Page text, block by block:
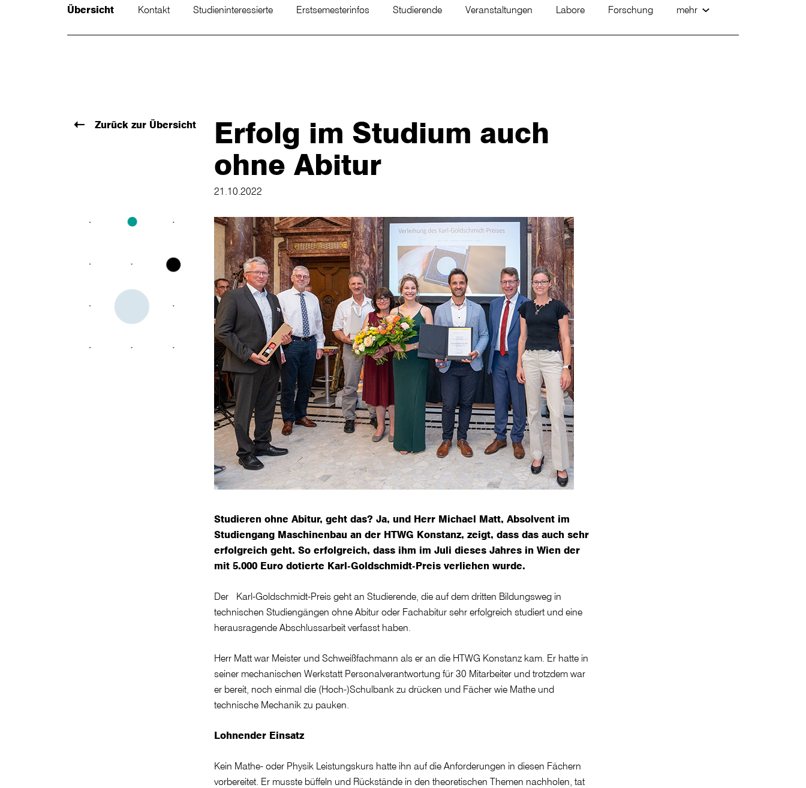
Übersicht Kontakt Studieninteressierte Erstsemesterinfos Studierende Veranstaltungen Labore Forschung mehr
Zurück zur Übersicht
Erfolg im Studium auch
ohne Abitur
21.10.2022
Studieren ohne Abitur, geht das? Ja, und Herr Michael Matt, Absolvent im
Studiengang Maschinenbau an der HTWG Konstanz, zeigt, dass das auch sehr
erfolgreich geht. So erfolgreich, dass ihm im Juli dieses Jahres in Wien der
mit 5.000 Euro dotierte Karl-Goldschmidt-Preis verliehen wurde.
Der Karl-Goldschmidt-Preis geht an Studierende, die auf dem dritten Bildungsweg in
technischen Studiengängen ohne Abitur oder Fachabitur sehr erfolgreich studiert und eine
herausragende Abschlussarbeit verfasst haben.
Herr Matt war Meister und Schweißfachmann als er an die HTWG Konstanz kam. Er hatte in
seiner mechanischen Werkstatt Personalverantwortung für 30 Mitarbeiter und trotzdem war
er bereit, noch einmal die (Hoch-)Schulbank zu drücken und Fächer wie Mathe und
technische Mechanik zu pauken.
Lohnender Einsatz
Kein Mathe- oder Physik Leistungskurs hatte ihn auf die Anforderungen in diesen Fächern
vorbereitet. Er musste büffeln und Rückstände in den theoretischen Themen nachholen, tat